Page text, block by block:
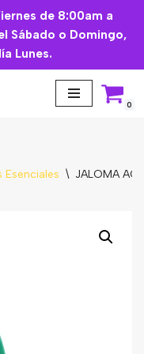
de 8:00am a
Sábado o Domingo,
Lunes.
0
Esenciales \ JALOMA